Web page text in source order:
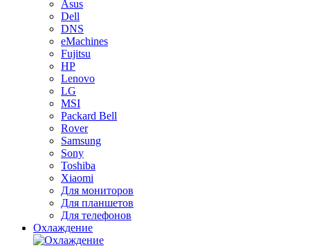
Asus
Dell
DNS
eMachines
Fujitsu
HP
Lenovo
LG
MSI
Packard Bell
Rover
Samsung
Sony
Toshiba
Xiaomi
Для мониторов
Для планшетов
Для телефонов
Охлаждение